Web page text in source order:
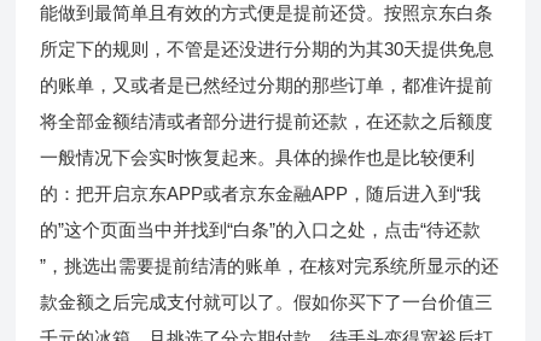
能做到最简单且有效的方式便是提前还贷。按照京东白条
所定下的规则，不管是还没进行分期的为其30天提供免息
的账单，又或者是已然经过分期的那些订单，都准许提前
将全部金额结清或者部分进行提前还款，在还款之后额度
一般情况下会实时恢复起来。具体的操作也是比较便利
的：把开启京东APP或者京东金融APP，随后进入到“我
的”这个页面当中并找到“白条”的入口之处，点击“待还款
”，挑选出需要提前结清的账单，在核对完系统所显示的还
款金额之后完成支付就可以了。假如你买下了一台价值三